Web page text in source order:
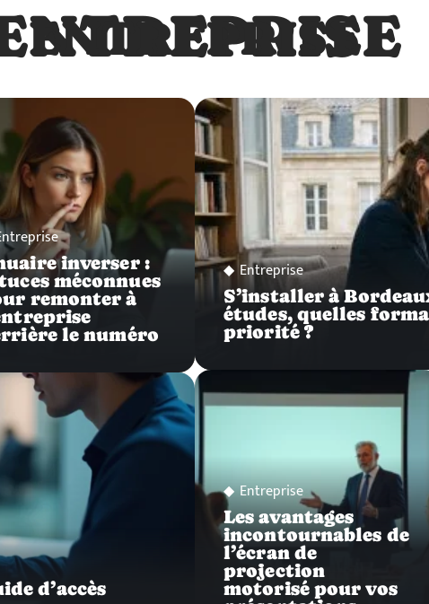
ENTREPRISE
inverser :
méconnues
remonter à
le numéro
d’accès
Entreprise
S’installer à
études, quelles
priorité ?
Entreprise
Les avantages
incontournables de
l’écran de
projection
motorisé pour vos